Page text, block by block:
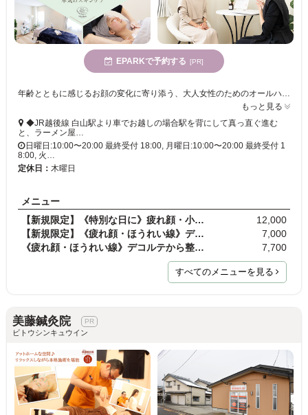
EPARKで予約する [PR]
もっと見る
◆JR越後線 白山駅より車でお越しの場合駅を背にして真っ直ぐ進む
と、ラーメン屋…
日曜日:10:00〜20:00 最終受付 18:00, 月曜日:10:00〜20:00 最終受付 1
8:00, 火…
定休日： 木曜日
メニュー
【新規限定】《特別な日に》疲れ顔・小顔プレミアム…
12,000
【新規限定】《疲れ顔・ほうれい線》デコルテから整…
7,000
《疲れ顔・ほうれい線》デコルテから整え、引き上が…
7,700
すべてのメニューを見る
美藤鍼灸院
ビトウシンキュウイン